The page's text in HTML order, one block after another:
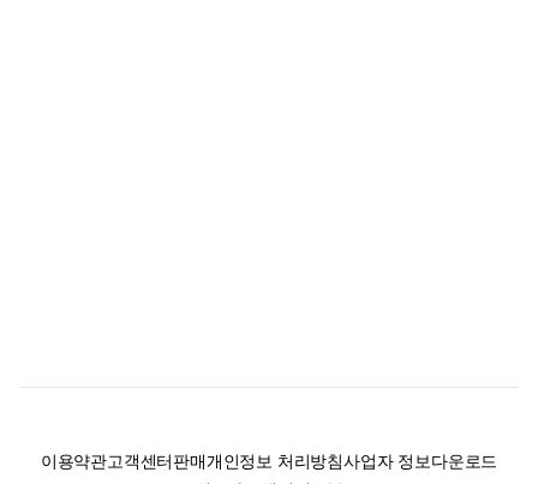
이용약관고객센터판매개인정보 처리방침사업자 정보다운로드